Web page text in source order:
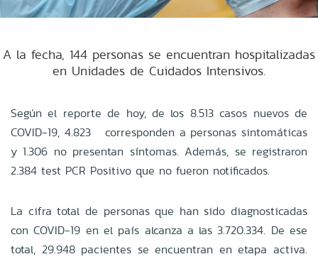
A la fecha, 144 personas se encuentran hospitalizadas
en Unidades de Cuidados Intensivos.
Según el reporte de hoy, de los 8.513 casos nuevos de
COVID-19, 4.823 corresponden a personas sintomáticas
y 1.306 no presentan síntomas. Además, se registraron
2.384 test PCR Positivo que no fueron notificados.
La cifra total de personas que han sido diagnosticadas
con COVID-19 en el país alcanza a las 3.720.334. De ese
total, 29.948 pacientes se encuentran en etapa activa.